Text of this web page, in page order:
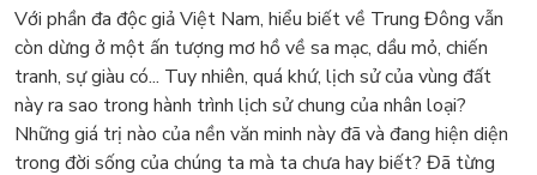
Với phần đa độc giả Việt Nam, hiểu biết về Trung Đông vẫn
còn dừng ở một ấn tượng mơ hồ về sa mạc, dầu mỏ, chiến
tranh, sự giàu có... Tuy nhiên, quá khứ, lịch sử của vùng đất
này ra sao trong hành trình lịch sử chung của nhân loại?
Những giá trị nào của nền văn minh này đã và đang hiện diện
trong đời sống của chúng ta mà ta chưa hay biết? Đã từng